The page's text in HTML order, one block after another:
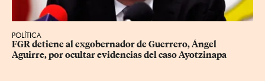
POLÍTICA
FGR detiene al exgobernador de Guerrero, Ángel
Aguirre, por ocultar evidencias del caso Ayotzinapa